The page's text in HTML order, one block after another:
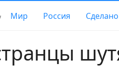
Мир Россия